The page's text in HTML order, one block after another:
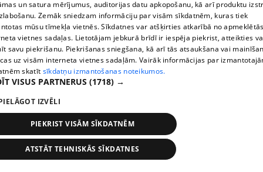
Kaudzīši
Vecpiebalga
Vecpiebalgas vidusskola
Silakrogs
Brežģis
Bānūžu pagrieziens
Dzērbenes pienotava
Bērzkrogs
Stops Times
un satura mērījumus, auditorijas datu apkopošanu, kā arī produktu
Zemāk sniedzam informāciju par visām sīkdatnēm, kuras tiek
mūsu tīmekļa vietnēs. Sīkdatnes var atšķirties atkarībā no
vietnes sadaļas. Lietotājam jebkurā brīdī ir iespēja piekrist, atteikties
savu piekrišanu. Piekrišanas sniegšana, kā arī tās atsaukšana vai
uz visām interneta vietnes sadaļām. Vairāk informācijas par
skatīt sīkdatņu izmantošanas noteikumos.
VISUS PARTNERUS (1718) →
IZVĒLI
PIEKRIST VISĀM SĪKDATNĒM
ATSTĀT TEHNISKĀS SĪKDATNES